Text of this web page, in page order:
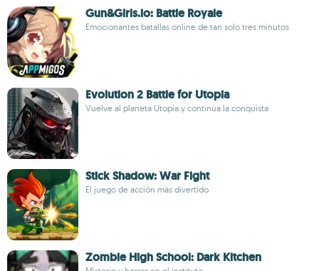
Gun&Girls.io: Battle Royale
Emocionantes batallas online de tan solo tres minutos
Evolution 2 Battle for Utopia
Vuelve al planeta Utopia y continúa la conquista
Stick Shadow: War Fight
El juego de acción más divertido
Zombie High School: Dark Kitchen